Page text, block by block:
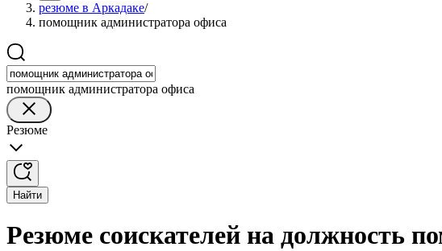
резюме в Аркадаке/
помощник администратора офиса
помощник администратора офиса
Резюме
Найти
Резюме соискателей на должность